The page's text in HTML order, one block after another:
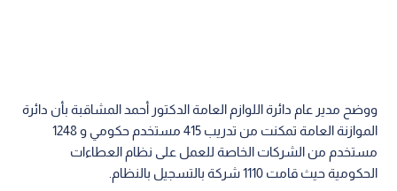
ووضح مدير عام دائرة اللوازم العامة الدكتور أحمد المشاقبة بأن دائرة
الموازنة العامة تمكنت من تدريب 415 مستخدم حكومي و 1248
مستخدم من الشركات الخاصة للعمل على نظام العطاءات
الحكومية حيث قامت 1110 شركة بالتسجيل بالنظام.